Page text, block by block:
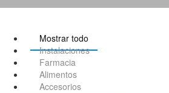
Mostrar todo
Instalaciones
Farmacia
Alimentos
Accesorios